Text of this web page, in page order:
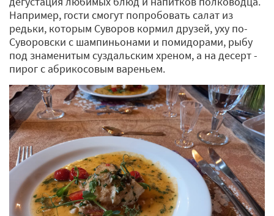
Например, гости смогут попробовать салат из
редьки, которым Суворов кормил друзей, уху по-
Суворовски с шампиньонами и помидорами, рыбу
под знаменитым суздальским хреном, а на десерт -
пирог с абрикосовым вареньем.